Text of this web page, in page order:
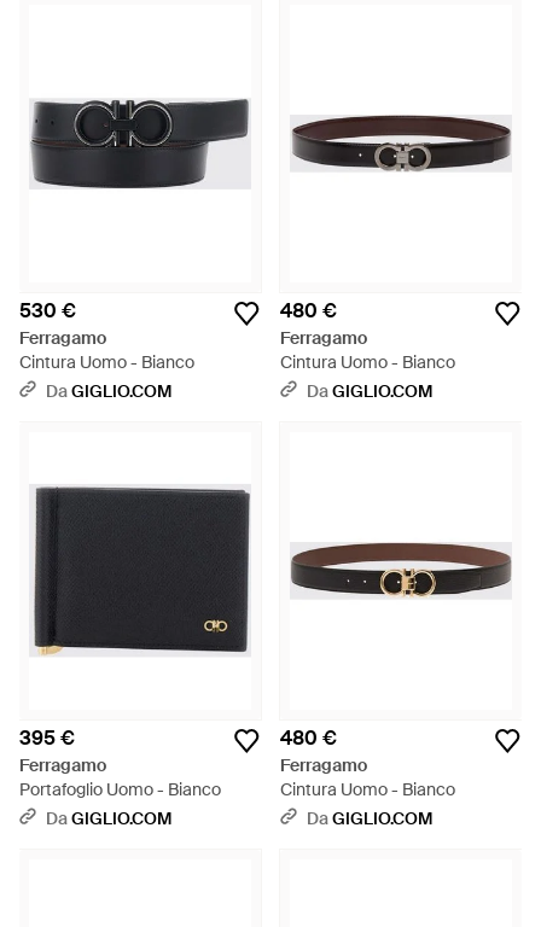
530 €
Ferragamo
Cintura Uomo - Bianco
DaGIGLIO.COM
480 €
Ferragamo
Cintura Uomo - Bianco
DaGIGLIO.COM
395 €
Ferragamo
Portafoglio Uomo - Bianco
DaGIGLIO.COM
480 €
Ferragamo
Cintura Uomo - Bianco
DaGIGLIO.COM